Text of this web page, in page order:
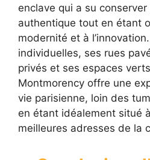
enclave qui a su
authentique tout en étant
modernité et à
individuelles, ses rues
privés et ses espaces
Montmorency offre une
vie parisienne, loin des
en étant idéalement situé
meilleures adresses de la